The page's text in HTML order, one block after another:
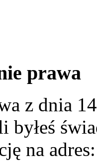
prawa
z dnia
byłeś
na